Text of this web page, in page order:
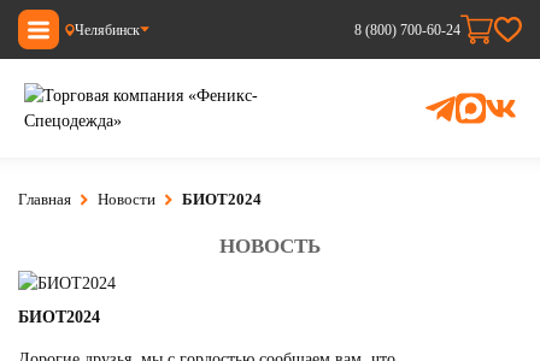
Челябинск 8 (800) 700-60-24
Главная Новости БИОТ2024
НОВОСТЬ
БИОТ2024